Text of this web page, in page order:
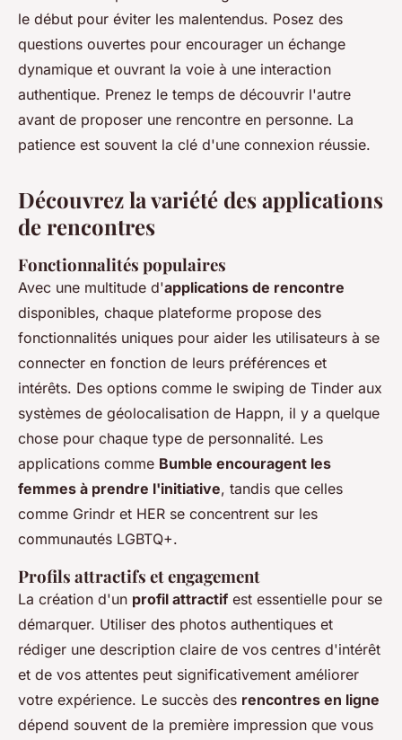
le début pour éviter les malentendus. Posez des
questions ouvertes pour encourager un échange
dynamique et ouvrant la voie à une interaction
authentique. Prenez le temps de découvrir l'autre
avant de proposer une rencontre en personne. La
patience est souvent la clé d'une connexion réussie.
Découvrez la variété des applications
de rencontres
Fonctionnalités populaires
Avec une multitude d'applications de rencontre
disponibles, chaque plateforme propose des
fonctionnalités uniques pour aider les utilisateurs à se
connecter en fonction de leurs préférences et
intérêts. Des options comme le swiping de Tinder aux
systèmes de géolocalisation de Happn, il y a quelque
chose pour chaque type de personnalité. Les
applications comme Bumble encouragent les
femmes à prendre l'initiative, tandis que celles
comme Grindr et HER se concentrent sur les
communautés LGBTQ+.
Profils attractifs et engagement
La création d'un profil attractif est essentielle pour se
démarquer. Utiliser des photos authentiques et
rédiger une description claire de vos centres d'intérêt
et de vos attentes peut significativement améliorer
votre expérience. Le succès des rencontres en ligne
dépend souvent de la première impression que vous